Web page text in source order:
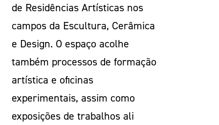
de Residências Artísticas nos
campos da Escultura, Cerâmica
e Design. O espaço acolhe
também processos de formação
artística e oficinas
experimentais, assim como
exposições de trabalhos ali